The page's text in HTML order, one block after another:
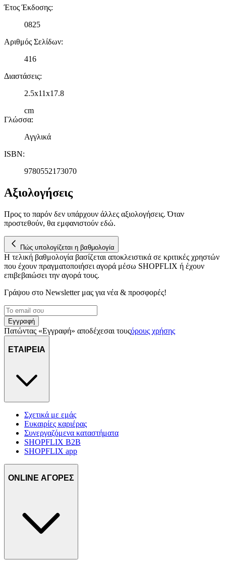
Έτος Έκδοσης:
0825
Αριθμός Σελίδων:
416
Διαστάσεις:
2.5x11x17.8
cm
Γλώσσα:
Αγγλικά
ISBN:
9780552173070
Αξιολογήσεις
Προς το παρόν δεν υπάρχουν άλλες αξιολογήσεις. Όταν
προστεθούν, θα εμφανιστούν εδώ.
Πώς υπολογίζεται η βαθμολογία
Η τελική βαθμολογία βασίζεται αποκλειστικά σε κριτικές χρηστών
που έχουν πραγματοποιήσει αγορά μέσω SHOPFLIX ή έχουν
επιβεβαιώσει την αγορά τους.
Γράψου στο Νewsletter μας για νέα & προσφορές!
Εγγραφή
Πατώντας «Εγγραφή» αποδέχεσαι τουςόρους χρήσης
ΕΤΑΙΡΕΙΑ
Σχετικά με εμάς
Ευκαιρίες καριέρας
Συνεργαζόμενα καταστήματα
SHOPFLIX B2B
SHOPFLIX app
ONLINE ΑΓΟΡΕΣ